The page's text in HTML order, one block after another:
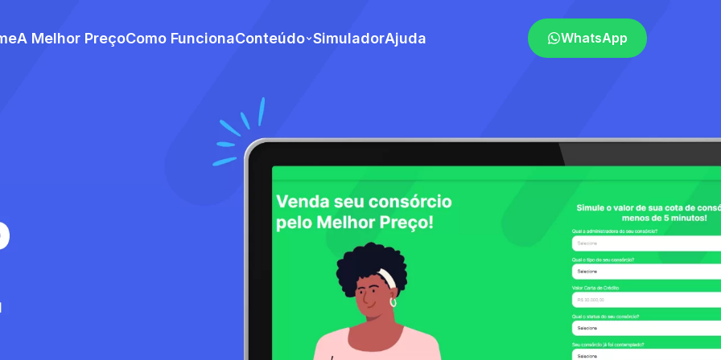
A Melhor PreçoComo FuncionaConteúdo SimuladorAjuda WhatsApp